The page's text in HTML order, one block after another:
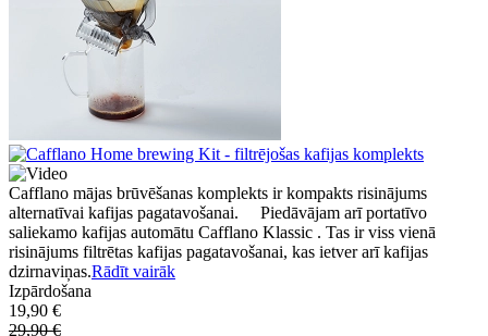
Cafflano mājas brūvēšanas komplekts ir kompakts risinājums
alternatīvai kafijas pagatavošanai. Piedāvājam arī portatīvo
saliekamo kafijas automātu Cafflano Klassic . Tas ir viss vienā
risinājums filtrētas kafijas pagatavošanai, kas ietver arī kafijas
dzirnaviņas.Rādīt vairāk
Izpārdošana
19,90 €
29,90 €